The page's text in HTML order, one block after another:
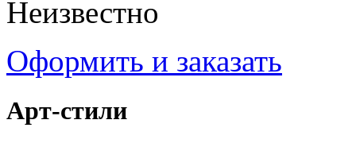
Неизвестно
Оформить и заказать
Арт-стили